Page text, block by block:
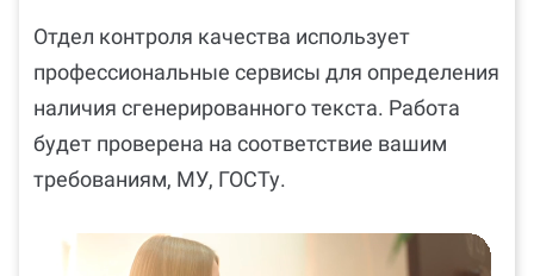
Отдел контроля качества использует
профессиональные сервисы для определения
наличия сгенерированного текста. Работа
будет проверена на соответствие вашим
требованиям, МУ, ГОСТу.